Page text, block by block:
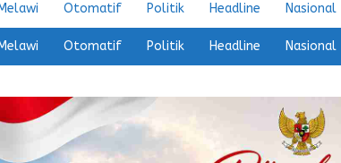
Melawi Otomatif Politik Headline Nasional
Melawi Otomatif Politik Headline Nasional